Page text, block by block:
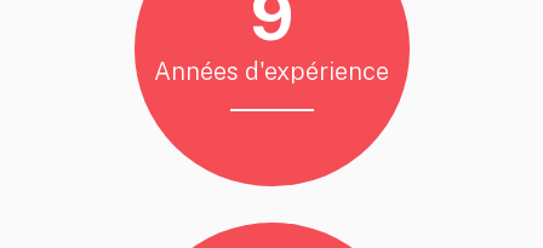
9
Années d'expérience
0
1